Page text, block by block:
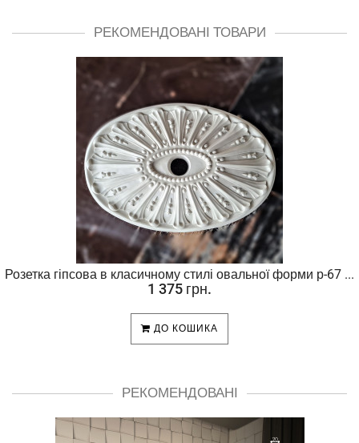
РЕКОМЕНДОВАНІ ТОВАРИ
Розетка гіпсова в класичному стилі овальної форми р-67 ...
1 375 грн.
ДО КОШИКА
РЕКОМЕНДОВАНІ